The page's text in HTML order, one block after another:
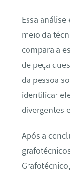
Essa
meio da
compara a
de peça
da pessoa
identificar
divergentes
Após a